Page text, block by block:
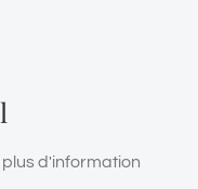
d'information